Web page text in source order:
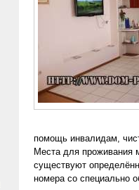
помощь инвалидам,
Места для проживания
существуют
номера со специально